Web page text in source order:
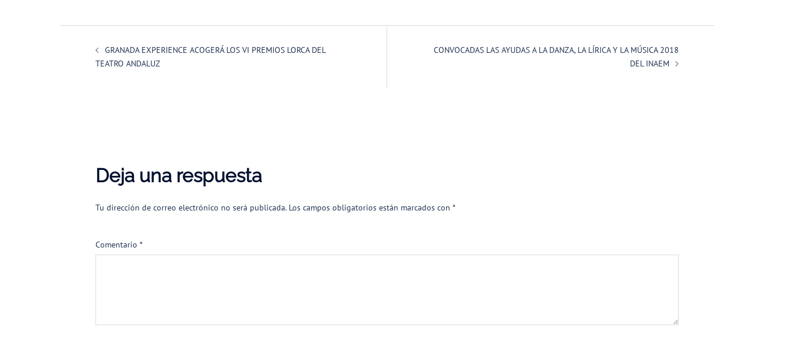
GRANADA EXPERIENCE ACOGERÁ LOS VI PREMIOS LORCA DEL
TEATRO ANDALUZ
CONVOCADAS LAS AYUDAS A LA DANZA, LA LÍRICA Y LA MÚSICA 2018
DEL INAEM
Deja una respuesta
Tu dirección de correo electrónico no será publicada. Los campos obligatorios están marcados con *
Comentario *